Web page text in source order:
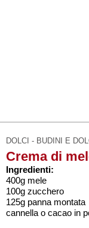
DOLCI - BUDINI E
Crema di
Ingredienti:
400g mele
100g zucchero
125g panna montata
cannella o cacao in